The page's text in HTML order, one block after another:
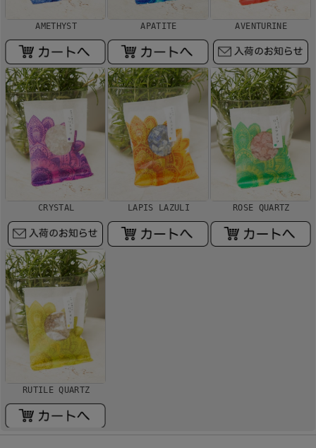
AMETHYST APATITE AVENTURINE
CRYSTAL LAPIS LAZULI ROSE QUARTZ
RUTILE QUARTZ